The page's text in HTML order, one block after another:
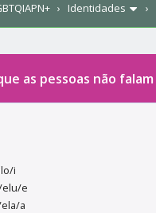
› Identidades ›
0 votos - 0 média
1
2
3
4
5
as pessoas não falam
i
elu/e
a